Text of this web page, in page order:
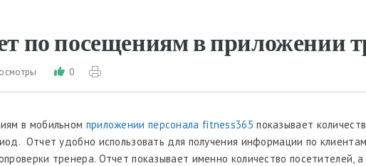
по посещениям в приложении
0
в мобильном приложении персонала fitness365 показывает
Отчет удобно использовать для получения информации по
тренера. Отчет показывает именно количество посетителей,